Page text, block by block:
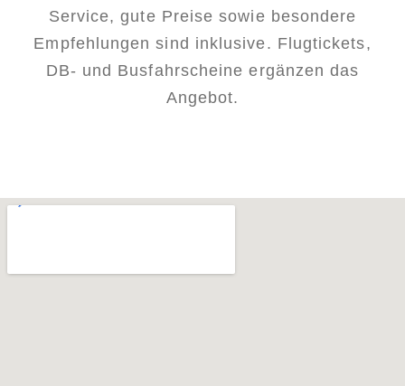
Service, gute Preise sowie besondere
Empfehlungen sind inklusive. Flugtickets,
DB- und Busfahrscheine ergänzen das
Angebot.